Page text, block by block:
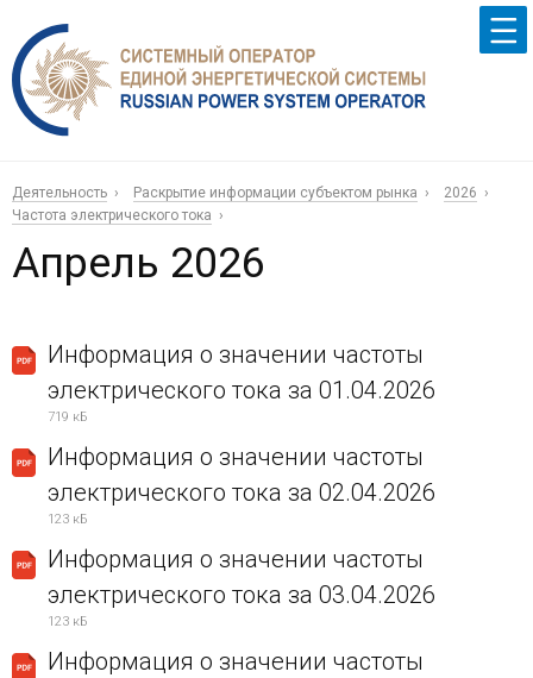
Деятельность Раскрытие информации субъектом рынка
2026
Частота электрического тока
Апрель 2026
Информация о значении частоты
электрического тока за 01.04.2026
719 кБ
Информация о значении частоты
электрического тока за 02.04.2026
123 кБ
Информация о значении частоты
электрического тока за 03.04.2026
123 кБ
Информация о значении частоты